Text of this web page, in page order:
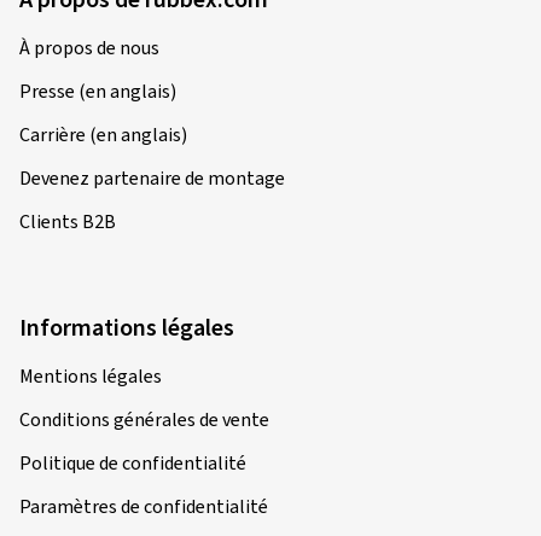
À propos de nous
Presse (en anglais)
Carrière (en anglais)
Devenez partenaire de montage
Clients B2B
Informations légales
Mentions légales
Conditions générales de vente
Politique de confidentialité
Paramètres de confidentialité